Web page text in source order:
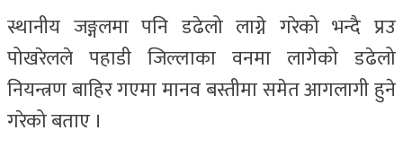
स्थानीय जङ्गलमा पनि डढेलो लाग्ने गरेको भन्दै प्रउ
पोखरेलले पहाडी जिल्लाका वनमा लागेको डढेलो
नियन्त्रण बाहिर गएमा मानव बस्तीमा समेत आगलागी हुने
गरेको बताए ।